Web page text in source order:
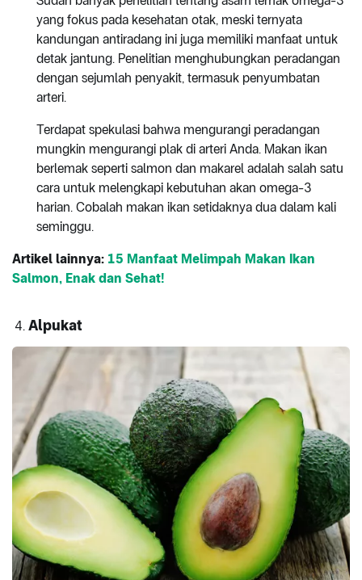
yang fokus pada kesehatan otak, meski ternyata
kandungan antiradang ini juga memiliki manfaat untuk
detak jantung. Penelitian menghubungkan peradangan
dengan sejumlah penyakit, termasuk penyumbatan
arteri.
Terdapat spekulasi bahwa mengurangi peradangan
mungkin mengurangi plak di arteri Anda. Makan ikan
berlemak seperti salmon dan makarel adalah salah satu
cara untuk melengkapi kebutuhan akan omega-3
harian. Cobalah makan ikan setidaknya dua dalam kali
seminggu.
Artikel lainnya: 15 Manfaat Melimpah Makan Ikan
Salmon, Enak dan Sehat!
Alpukat